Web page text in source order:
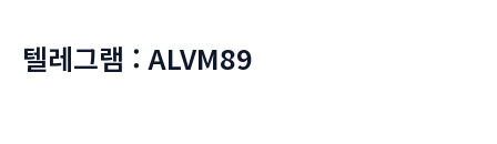
텔레그램 : ALVM89